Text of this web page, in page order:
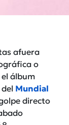
afuera
o
álbum
Mundial
directo